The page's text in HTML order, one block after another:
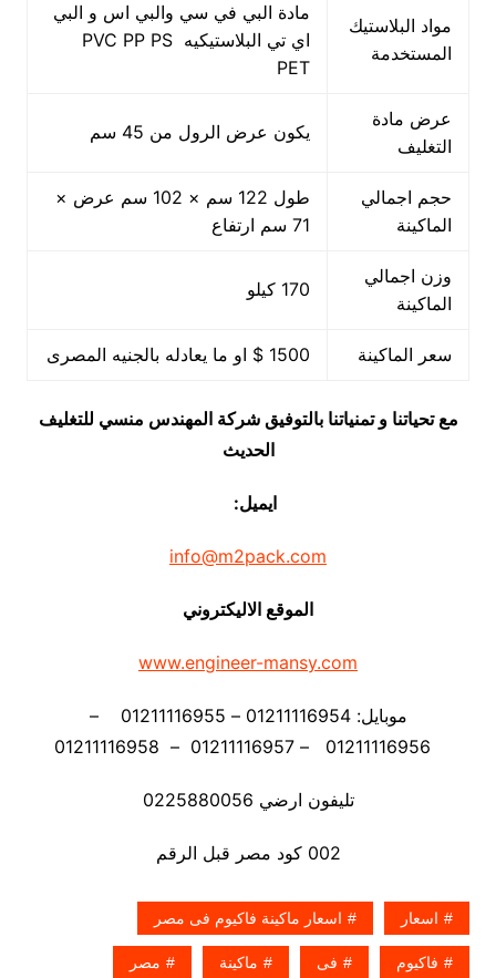
مواد البلاستيك
المستخدمة
مادة البي في سي والبي اس و البي
اي تي البلاستيكيه PVC PP PS
PET
عرض مادة
التغليف
يكون عرض الرول من 45 سم
حجم اجمالي
الماكينة
طول 122 سم × 102 سم عرض ×
71 سم ارتفاع
وزن اجمالي
الماكينة
170 كيلو
سعر الماكينة 1500 $ او ما يعادله بالجنيه المصرى
مع تحياتنا و تمنياتنا بالتوفيق شركة المهندس منسي للتغليف
الحديث
ايميل:
info@m2pack.com
الموقع الاليكتروني
www.engineer-mansy.com
موبايل: 01211116954 – 01211116955 –
تليفون ارضي 0225880056
002 كود مصر قبل الرقم
اسعار اسعار ماكينة فاكيوم فى مصر
فاكيوم فى ماكينة مصر